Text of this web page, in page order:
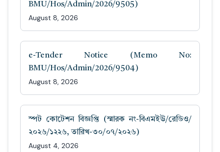
BMU/Hos/Admin/2026/9505)
August 8, 2026
e-Tender Notice (Memo No:
BMU/Hos/Admin/2026/9504)
August 8, 2026
স্পট কোটেশন বিজ্ঞপ্তি (স্মারক নং-বিএমইউ/রেডিও/
২০২৬/১২২৬, তারিখ-৩০/০৭/২০২৬)
August 4, 2026